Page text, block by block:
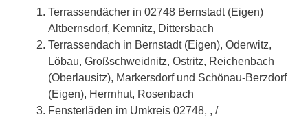
Terrassendächer in 02748 Bernstadt (Eigen)
Altbernsdorf, Kemnitz, Dittersbach
Terrassendach in Bernstadt (Eigen), Oderwitz,
Löbau, Großschweidnitz, Ostritz, Reichenbach
(Oberlausitz), Markersdorf und Schönau-Berzdorf
(Eigen), Herrnhut, Rosenbach
Fensterläden im Umkreis 02748, , /